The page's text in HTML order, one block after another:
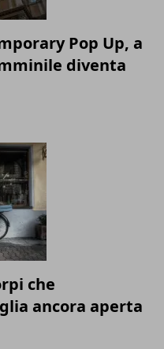
Pop Up, a
diventa
che
ancora aperta